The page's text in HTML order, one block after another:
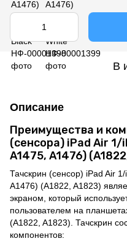
В
Описание
Преимущества и
(сенсора) iPad Air 1/
A1475, A1476)
Тачскрин (сенсор) iPad Air
A1476) (A1822, A1823)
экраном, который
пользователем на
(A1822, A1823). Тачскрин
компонентов: